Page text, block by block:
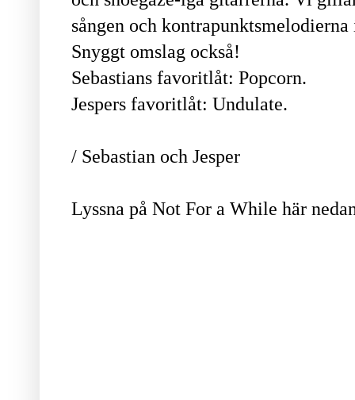
sången och
Snyggt omslag också!
Sebastians favoritlåt: Popcorn.
Jespers favoritlåt: Undulate.
/ Sebastian och Jesper
Lyssna på Not For a While här